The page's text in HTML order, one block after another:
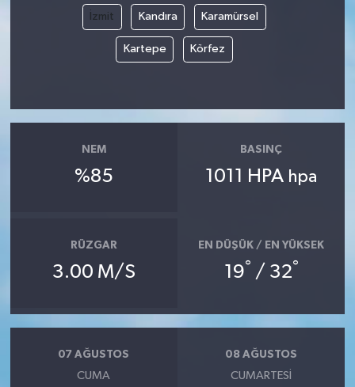
İzmit Kandıra Karamürsel
Kartepe Körfez
NEM
%85
BASINÇ
1011 HPA hpa
RÜZGAR
3.00 M/S
EN DÜŞÜK / EN YÜKSEK
19° / 32°
07 AĞUSTOS
CUMA
08 AĞUSTOS
CUMARTESI